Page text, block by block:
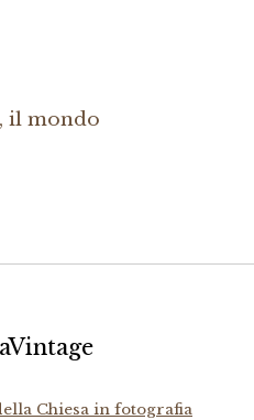
il mondo
Chiesa in fotografia